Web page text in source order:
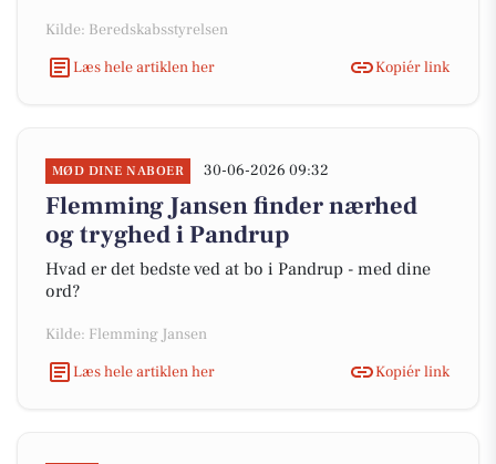
Kilde: Beredskabsstyrelsen
Læs hele artiklen her
Kopiér link
MØD DINE NABOER 30-06-2026 09:32
Flemming Jansen finder nærhed
og tryghed i Pandrup
Hvad er det bedste ved at bo i Pandrup - med dine
ord?
Kilde: Flemming Jansen
Læs hele artiklen her
Kopiér link